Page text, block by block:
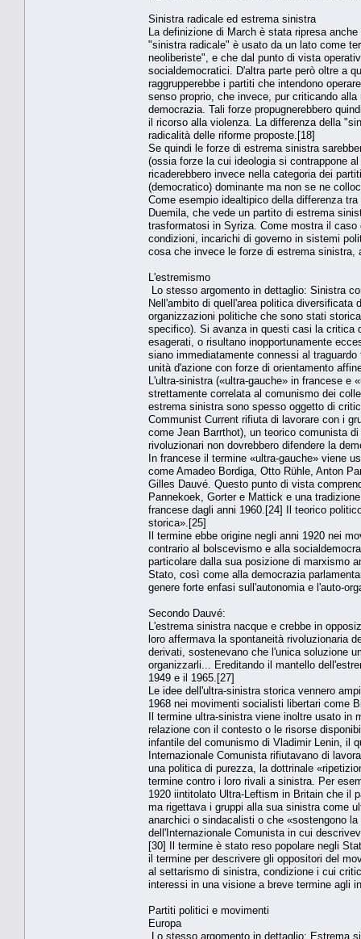
Sinistra radicale ed estrema sinistra
La definizione di March è stata ripresa
"sinistra radicale" è usato da un lato come
neoliberiste", e che dal punto di vista
socialdemocratici. D'altra parte però oltre a
raggrupperebbe i partiti che intendono
senso proprio, che invece, pur criticando
democrazia. Tali forze propugnerebbero
il ricorso alla violenza. La differenza della
radicalità delle riforme proposte.[18]
Se quindi le forze di estrema sinistra
(ossia forze la cui ideologia si contrappone
ricaderebbero invece nella categoria dei
(democratico) dominante ma non se ne
Come esempio idealtipico della differenza
Duemila, che vede un partito di estrema
trasformatosi in Syriza. Come mostra il
condizioni, incarichi di governo in sistemi
cosa che invece le forze di estrema sinistra,
L'estremismo
Lo stesso argomento in dettaglio: Sinistra
Nell'ambito di quell'area politica diversificata
organizzazioni politiche che sono stati
specifico). Si avanza in questi casi la critica
esagerati, o risultano inopportunamente
siano immediatamente connessi al
unità d'azione con forze di orientamento
L'ultra-sinistra («ultra-gauche» in francese e
strettamente correlata al comunismo dei
estrema sinistra sono spesso oggetto di
Communist Current rifiuta di lavorare con i
come Jean Barrthot), un teorico comunista
rivoluzionari non dovrebbero difendere la
In francese il termine «ultra-gauche» viene
come Amadeo Bordiga, Otto Rühle, Anton
Gilles Dauvé. Questo punto di vista
Pannekoek, Gorter e Mattick e una
francese dagli anni 1960.[24] Il teorico
storica».[25]
Il termine ebbe origine negli anni 1920 nei
contrario al bolscevismo e alla
particolare dalla sua posizione di marxismo
Stato, così come alla democrazia
genere forte enfasi sull'autonomia e l'auto-
Secondo Dauvé:
L'estrema sinistra nacque e crebbe in
loro affermava la spontaneità rivoluzionaria
derivati, sostenevano che l'unica soluzione
organizzarli... Ereditando il mantello
1949 e il 1965.[27]
Le idee dell'ultra-sinistra storica vennero
1968 nei movimenti socialisti libertari come
Il termine ultra-sinistra viene inoltre usato in
relazione con il contesto o le risorse
infantile del comunismo di Vladimir Lenin, il
Internazionale Comunista rifiutavano di
una politica di purezza, la dottrinale
termine contro i loro rivali a sinistra. Per
1920 iintitolato Ultra-Leftism in Britain che il
ma rigettava i gruppi alla sua sinistra come
anarchici o sindacalisti o che «sostengono
dell'Internazionale Comunista in cui
[30] Il termine è stato reso popolare negli
il termine per descrivere gli oppositori del
al settarismo di sinistra, condizione i cui
interessi in una visione a breve termine agli
Partiti politici e movimenti
Europa
Lo stesso argomento in dettaglio: Estrema